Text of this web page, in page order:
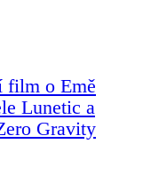
film o Emě
Lunetic a
Gravity